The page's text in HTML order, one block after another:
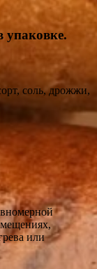
упаковке.
соль, дрожжи,
или